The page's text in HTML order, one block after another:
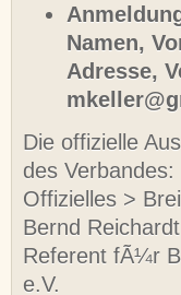
Namen,
Adresse,
Die offizielle
des
Offizielles >
Bernd Reichardt
Referent fÃ¼r
e.V.